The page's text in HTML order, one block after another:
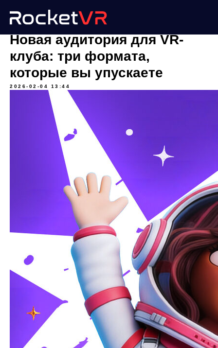
Новая аудитория для VR-
клуба: три формата,
которые вы упускаете
2026-02-04 13:44